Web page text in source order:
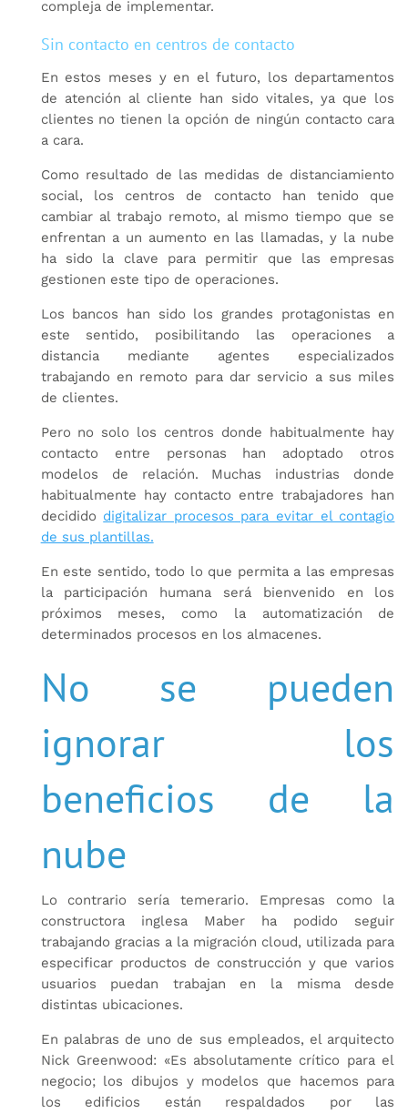
compleja de implementar.
Sin contacto en centros de contacto
En estos meses y en el futuro, los departamentos
de atención al cliente han sido vitales, ya que los
clientes no tienen la opción de ningún contacto cara
a cara.
Como resultado de las medidas de distanciamiento
social, los centros de contacto han tenido que
cambiar al trabajo remoto, al mismo tiempo que se
enfrentan a un aumento en las llamadas, y la nube
ha sido la clave para permitir que las empresas
gestionen este tipo de operaciones.
Los bancos han sido los grandes protagonistas en
este sentido, posibilitando las operaciones a
distancia mediante agentes especializados
trabajando en remoto para dar servicio a sus miles
de clientes.
Pero no solo los centros donde habitualmente hay
contacto entre personas han adoptado otros
modelos de relación. Muchas industrias donde
habitualmente hay contacto entre trabajadores han
decidido digitalizar procesos para evitar el contagio
de sus plantillas.
En este sentido, todo lo que permita a las empresas
la participación humana será bienvenido en los
próximos meses, como la automatización de
determinados procesos en los almacenes.
No se pueden
ignorar los
beneficios de la
nube
Lo contrario sería temerario. Empresas como la
constructora inglesa Maber ha podido seguir
trabajando gracias a la migración cloud, utilizada para
especificar productos de construcción y que varios
usuarios puedan trabajan en la misma desde
distintas ubicaciones.
En palabras de uno de sus empleados, el arquitecto
Nick Greenwood: «Es absolutamente crítico para el
negocio; los dibujos y modelos que hacemos para
los edificios están respaldados por las